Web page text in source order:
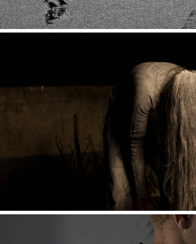
LE VOLCAN D'OR